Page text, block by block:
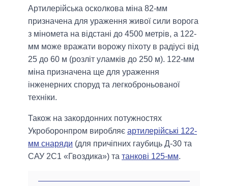
Артилерійська осколкова міна 82-мм
призначена для ураження живої сили ворога
з міномета на відстані до 4500 метрів, а 122-
мм може вражати ворожу піхоту в радіусі від
25 до 60 м (розліт уламків до 250 м). 122-мм
міна призначена ще для ураження
інженерних споруд та легкоброньованої
техніки.
Також на закордонних потужностях
Укроборонпром виробляє артилерійські 122-
мм снаряди (для причіпних гаубиць Д-30 та
САУ 2С1 «Гвоздика») та танкові 125-мм.